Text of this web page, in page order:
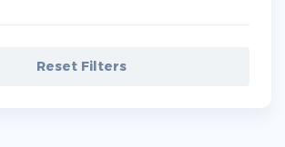
Reset Filters